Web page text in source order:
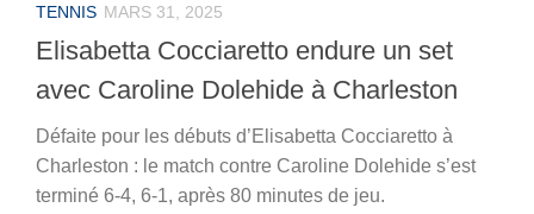
TENNIS MARS 31, 2025
Elisabetta Cocciaretto endure un set
avec Caroline Dolehide à Charleston
Défaite pour les débuts d’Elisabetta Cocciaretto à
Charleston : le match contre Caroline Dolehide s’est
terminé 6-4, 6-1, après 80 minutes de jeu.